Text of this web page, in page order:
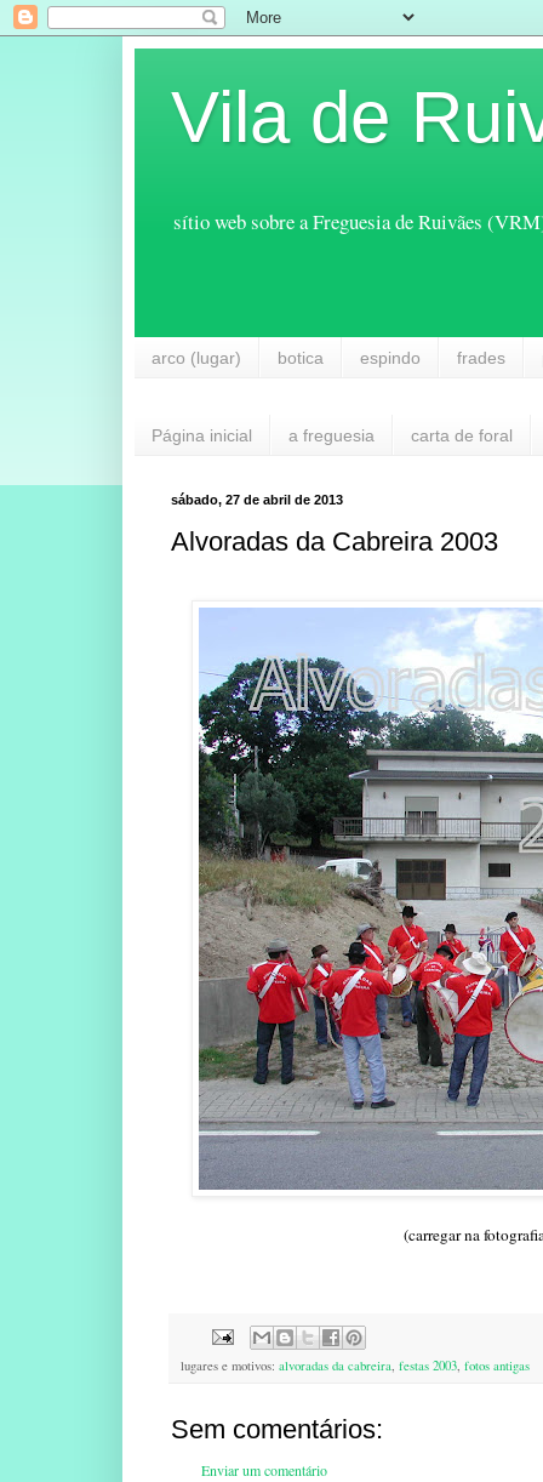
Vila de
sítio web sobre a Freguesia de Ruivães
arco (lugar) botica espindo frades
Página inicial a freguesia carta de foral
sábado, 27 de abril de 2013
Alvoradas da Cabreira 2003
(carregar na
lugares e motivos: alvoradas da cabreira, festas 2003, fotos antigas
Sem comentários:
Enviar um comentário